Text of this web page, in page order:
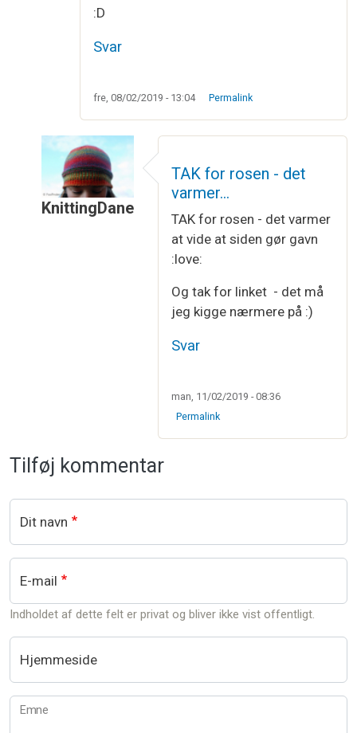
:D
Svar
fre, 08/02/2019 - 13:04 Permalink
KnittingDane
Og tusind tak for en fed… afNanna
TAK for rosen - det
varmer…
TAK for rosen - det varmer
at vide at siden gør gavn
:love:
Og tak for linket - det må
jeg kigge nærmere på :)
Svar
man, 11/02/2019 - 08:36
Permalink
Tilføj kommentar
Dit navn
E-mail
Indholdet af dette felt er privat og bliver ikke vist offentligt.
Hjemmeside
Emne